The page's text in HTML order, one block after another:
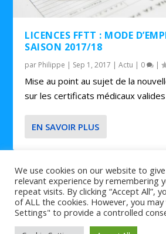
LICENCES FFTT : MODE
SAISON 2017/18
par Philippe | Sep 1, 2017 |Actu | 0 |
Mise au point au sujet de la
sur les certificats médicaux
EN SAVOIR PLUS
© 2026 Tout ce que vous devez
leping pongest sur
We use cookies on our website to
relevant experience by remembering
repeat visits. By clicking “Accept All”,
of ALL the cookies. However, you may
Settings" to provide a controlled